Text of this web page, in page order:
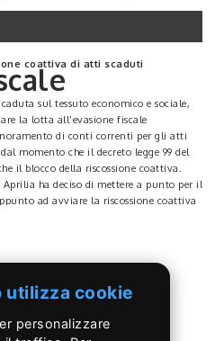
coattiva di atti scaduti
sul tessuto economico e sociale,
la lotta all’evasione fiscale
di conti correnti per gli atti
momento che il decreto legge 99 del
il blocco della riscossione coattiva.
ha deciso di mettere a punto per il
ad avviare la riscossione coattiva
riscossi in particolare relativi alla
di recupero dell’evasione fiscale in
di intesa. Stando ai contenuti del
in mano ed ha proseguito una
e annualità non ancora in
utilizza cookie
personalizzare